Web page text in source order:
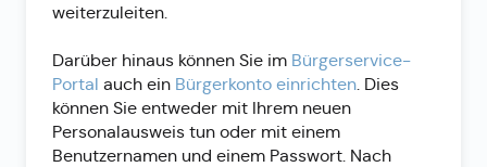
weiterzuleiten.
Darüber hinaus können Sie im Bürgerservice-
Portal auch ein Bürgerkonto einrichten . Dies
können Sie entweder mit Ihrem neuen
Personalausweis tun oder mit einem
Benutzernamen und einem Passwort. Nach